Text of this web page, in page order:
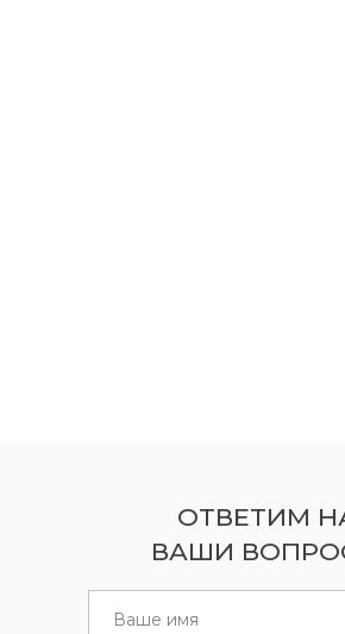
ОТВЕТИМ
ВАШИ